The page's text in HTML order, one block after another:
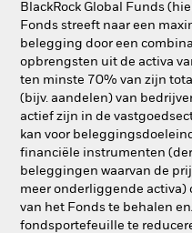
BlackRock Global Funds
Fonds streeft naar een
belegging door een
opbrengsten uit de activa
ten minste 70% van zijn
(bijv. aandelen) van
actief zijn in de
kan voor
financiële instrumenten
beleggingen waarvan de
meer onderliggende
van het Fonds te behalen
fondsportefeuille te